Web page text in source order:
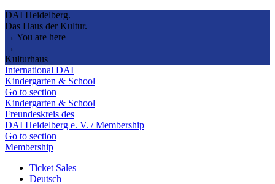
DAI Heidelberg.
Das Haus der Kultur.
→ You are here
→
Kulturhaus
International DAI
Kindergarten & School
Go to section
Kindergarten & School
Freundeskreis des
DAI Heidelberg e. V. / Membership
Go to section
Membership
Ticket Sales
Deutsch